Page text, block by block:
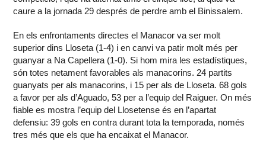
caure a la jornada 29 després de perdre amb el Binissalem.
En els enfrontaments directes el Manacor va ser molt
superior dins Lloseta (1-4) i en canvi va patir molt més per
guanyar a Na Capellera (1-0). Si hom mira les estadístiques,
són totes netament favorables als manacorins. 24 partits
guanyats per als manacorins, i 15 per als de Lloseta. 68 gols
a favor per als d’Aguado, 53 per a l’equip del Raiguer. On més
fiable es mostra l’equip del Llosetense és en l’apartat
defensiu: 39 gols en contra durant tota la temporada, només
tres més que els que ha encaixat el Manacor.